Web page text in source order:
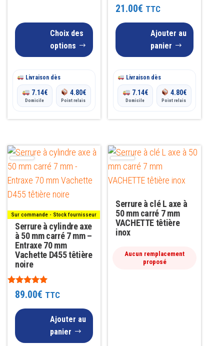
Choix des
options
Livraison dès
7.14€
Domicile
4.80€
Point relais
Note
5.0021.00€ TTC
Ajouter au
panier
Livraison dès
7.14€
Domicile
4.80€
Point relais
Sur commande - Stock fournisseur
Serrure à cylindre axe
à 50 mm carré 7 mm –
Entraxe 70 mm
Vachette D455 têtière
noire
Note
5.0089.00€ TTC
Ajouter au
panier
Serrure à clé L axe à
50 mm carré 7 mm
VACHETTE têtière
inox
Aucun remplacement
proposé